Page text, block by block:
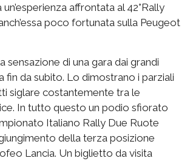
affrontata al 42°Rally
poco fortunata sulla Peugeot
sensazione di una gara dai grandi
fin da subito. Lo dimostrano i parziali
siglare costantemente tra le
In tutto questo un podio sfiorato
Italiano Rally Due Ruote
della terza posizione
Lancia. Un biglietto da visita